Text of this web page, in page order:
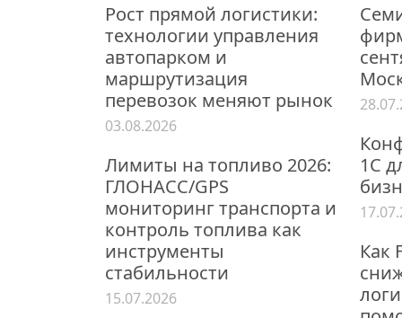
Рост прямой логистики:
технологии управления
автопарком и
маршрутизация
перевозок меняют рынок
03.08.2026
Лимиты на топливо 2026:
ГЛОНАСС/GPS
мониторинг транспорта и
контроль топлива как
инструменты
стабильности
15.07.2026
1С
Как